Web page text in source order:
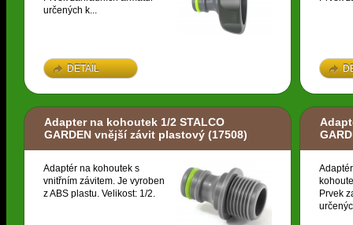
určených k...
DETAIL
Adapter na kohoutek 1/2 STALCO
GARDEN vnější závit plastový (17508)
Adaptér na kohoutek s
vnitřním závitem. Je vyroben
z ABS plastu. Velikost: 1/2.
Prvek